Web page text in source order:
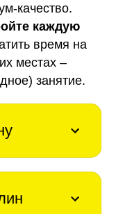
качество.
каждую
время на
местах –
занятие.